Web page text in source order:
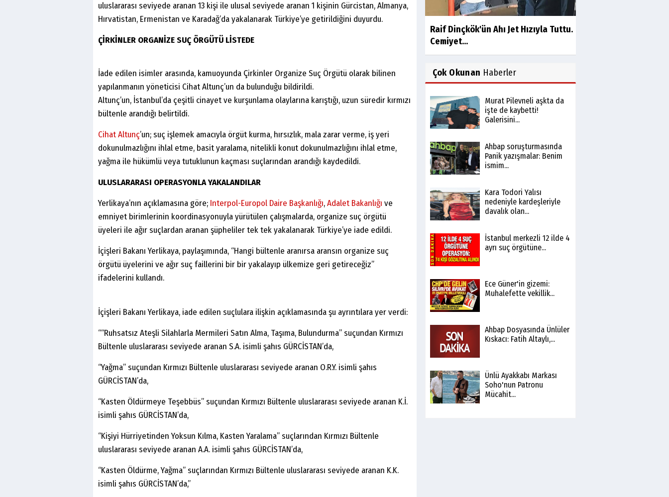
uluslararası seviyede aranan 13 kişi ile ulusal seviyede aranan 1 kişinin Gürcistan, Almanya,
Hırvatistan, Ermenistan ve Karadağ’da yakalanarak Türkiye’ye getirildiğini duyurdu.
ÇİRKİNLER ORGANİZE SUÇ ÖRGÜTÜ LİSTEDE
İade edilen isimler arasında, kamuoyunda Çirkinler Organize Suç Örgütü olarak bilinen
yapılanmanın yöneticisi Cihat Altunç’un da bulunduğu bildirildi.
Altunç’un, İstanbul’da çeşitli cinayet ve kurşunlama olaylarına karıştığı, uzun süredir kırmızı
bültenle arandığı belirtildi.
Cihat Altunç’un; suç işlemek amacıyla örgüt kurma, hırsızlık, mala zarar verme, iş yeri
dokunulmazlığını ihlal etme, basit yaralama, nitelikli konut dokunulmazlığını ihlal etme,
yağma ile hükümlü veya tutuklunun kaçması suçlarından arandığı kaydedildi.
ULUSLARARASI OPERASYONLA YAKALANDILAR
Yerlikaya’nın açıklamasına göre; Interpol-Europol Daire Başkanlığı,Adalet Bakanlığı ve
emniyet birimlerinin koordinasyonuyla yürütülen çalışmalarda, organize suç örgütü
üyeleri ile ağır suçlardan aranan şüpheliler tek tek yakalanarak Türkiye’ye iade edildi.
İçişleri Bakanı Yerlikaya, paylaşımında, “Hangi bültenle aranırsa aransın organize suç
örgütü üyelerini ve ağır suç faillerini bir bir yakalayıp ülkemize geri getireceğiz”
ifadelerini kullandı.
İçişleri Bakanı Yerlikaya, iade edilen suçlulara ilişkin açıklamasında şu ayrıntılara yer verdi:
““Ruhsatsız Ateşli Silahlarla Mermileri Satın Alma, Taşıma, Bulundurma” suçundan Kırmızı
Bültenle uluslararası seviyede aranan S.A. isimli şahıs GÜRCİSTAN’da,
“Yağma” suçundan Kırmızı Bültenle uluslararası seviyede aranan O.R.Y. isimli şahıs
GÜRCİSTAN’da,
“Kasten Öldürmeye Teşebbüs” suçundan Kırmızı Bültenle uluslararası seviyede aranan K.İ.
isimli şahıs GÜRCİSTAN’da,
“Kişiyi Hürriyetinden Yoksun Kılma, Kasten Yaralama” suçlarından Kırmızı Bültenle
uluslararası seviyede aranan A.A. isimli şahıs GÜRCİSTAN’da,
“Kasten Öldürme, Yağma” suçlarından Kırmızı Bültenle uluslararası seviyede aranan K.K.
isimli şahıs GÜRCİSTAN’da,”
Raif Dinçkök'ün Ahı Jet Hızıyla Tuttu.
Cemiyet...
Çok Okunan Haberler
Murat Pilevneli aşkta da
işte de kaybetti!
Galerisini...
Ahbap soruşturmasında
Panik yazışmalar: Benim
ismim...
Kara Todori Yalısı
nedeniyle kardeşleriyle
davalık olan...
İstanbul merkezli 12 ilde 4
ayrı suç örgütüne...
Ece Güner'in gizemi:
Muhalefette vekillik...
Ahbap Dosyasında Ünlüler
Kıskacı: Fatih Altaylı,...
Ünlü Ayakkabı Markası
Soho'nun Patronu
Mücahit...